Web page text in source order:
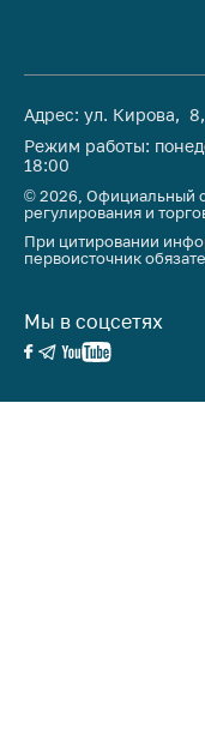
Адрес: ул. Кирова,
Режим работы:
18:00
© 2026, Официальный
регулирования и
При цитировании
первоисточник
Мы в соцсетях